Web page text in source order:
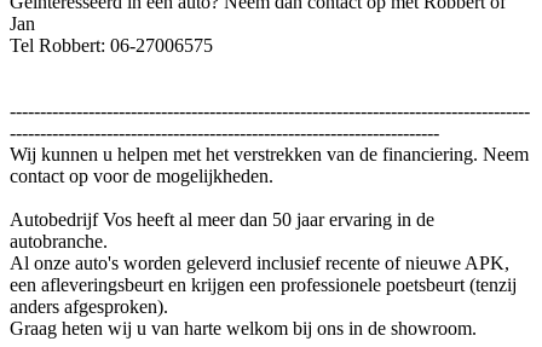
Jan
Tel Robbert: 06-27006575
--------------------------------------------------------------------------------------
-----------------------------------------------------------------------
Wij kunnen u helpen met het verstrekken van de financiering. Neem
contact op voor de mogelijkheden.
Autobedrijf Vos heeft al meer dan 50 jaar ervaring in de
autobranche.
Al onze auto's worden geleverd inclusief recente of nieuwe APK,
een afleveringsbeurt en krijgen een professionele poetsbeurt (tenzij
anders afgesproken).
Graag heten wij u van harte welkom bij ons in de showroom.